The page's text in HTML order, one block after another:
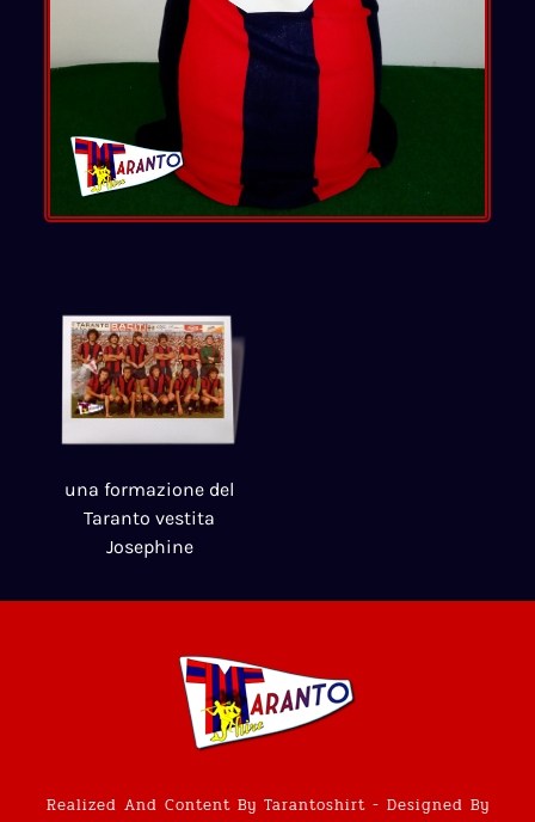
una formazione del
Taranto vestita
Josephine
Realized And Content By Tarantoshirt - Designed By